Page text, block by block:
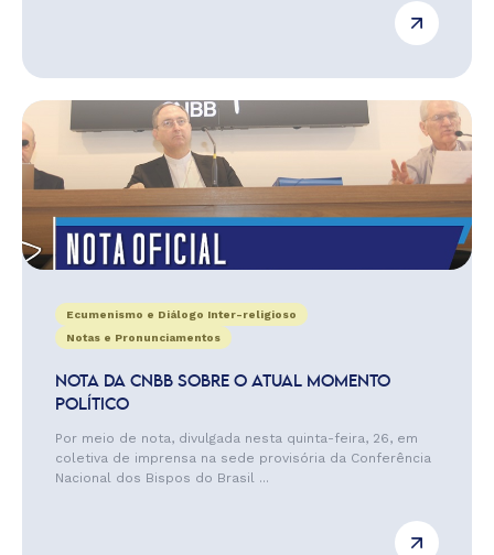
Ecumenismo e Diálogo Inter-religioso
Notas e Pronunciamentos
NOTA DA CNBB SOBRE O ATUAL MOMENTO
POLÍTICO
Por meio de nota, divulgada nesta quinta-feira, 26, em
coletiva de imprensa na sede provisória da Conferência
Nacional dos Bispos do Brasil ...